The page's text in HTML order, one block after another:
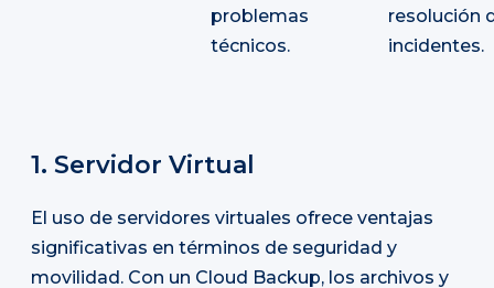
problemas
técnicos.
resolución
incidentes.
1. Servidor Virtual
El uso de servidores virtuales ofrece ventajas
significativas en términos de seguridad y
movilidad. Con un Cloud Backup, los archivos y